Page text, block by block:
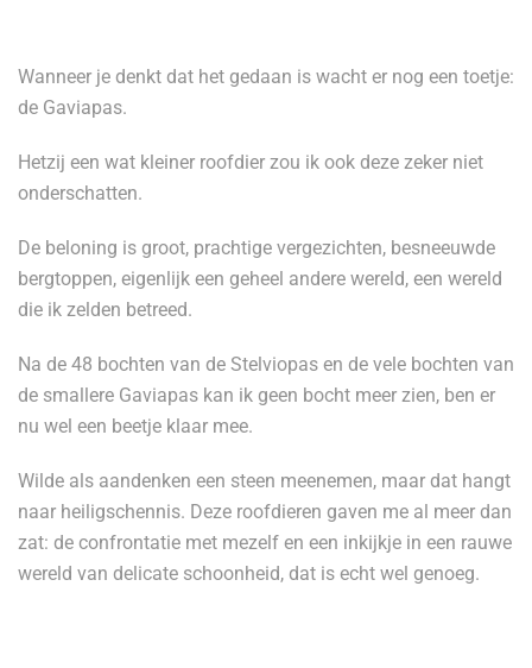
Wanneer je denkt dat het gedaan is wacht er nog een toetje:
de Gaviapas.
Hetzij een wat kleiner roofdier zou ik ook deze zeker niet
onderschatten.
De beloning is groot, prachtige vergezichten, besneeuwde
bergtoppen, eigenlijk een geheel andere wereld, een wereld
die ik zelden betreed.
Na de 48 bochten van de Stelviopas en de vele bochten van
de smallere Gaviapas kan ik geen bocht meer zien, ben er
nu wel een beetje klaar mee.
Wilde als aandenken een steen meenemen, maar dat hangt
naar heiligschennis. Deze roofdieren gaven me al meer dan
zat: de confrontatie met mezelf en een inkijkje in een rauwe
wereld van delicate schoonheid, dat is echt wel genoeg.